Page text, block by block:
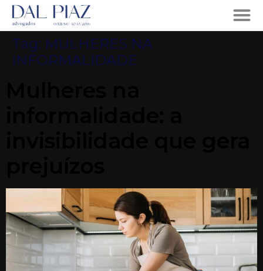
Tag: MULHERES NA
INFORMALIDADE